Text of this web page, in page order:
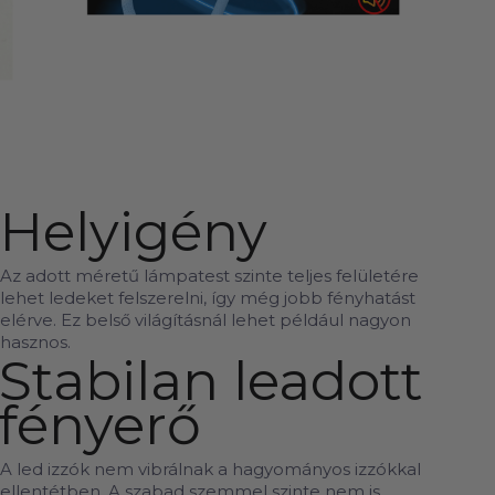
Az adott méretű lámpatest szinte teljes felületére
lehet ledeket felszerelni, így még jobb fényhatást
elérve. Ez belső világításnál lehet például nagyon
hasznos.
leadott
A led izzók nem vibrálnak a hagyományos izzókkal